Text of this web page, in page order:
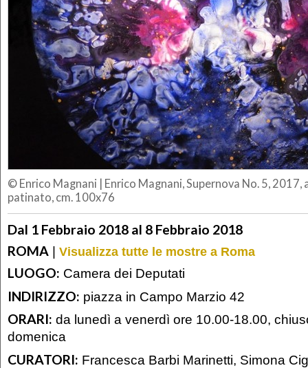
© Enrico Magnani
Enrico Magnani, Supernova No. 5,
patinato, cm. 100x76
Dal 1 Febbraio 2018 al 8 Febbraio 2018
ROMA | Visualizza tutte le mostre a Roma
LUOGO: Camera dei Deputati
INDIRIZZO: piazza in Campo Marzio 42
ORARI: da lunedì a venerdì ore 10.00-18.00,
domenica
CURATORI: Francesca Barbi Marinetti, Simona